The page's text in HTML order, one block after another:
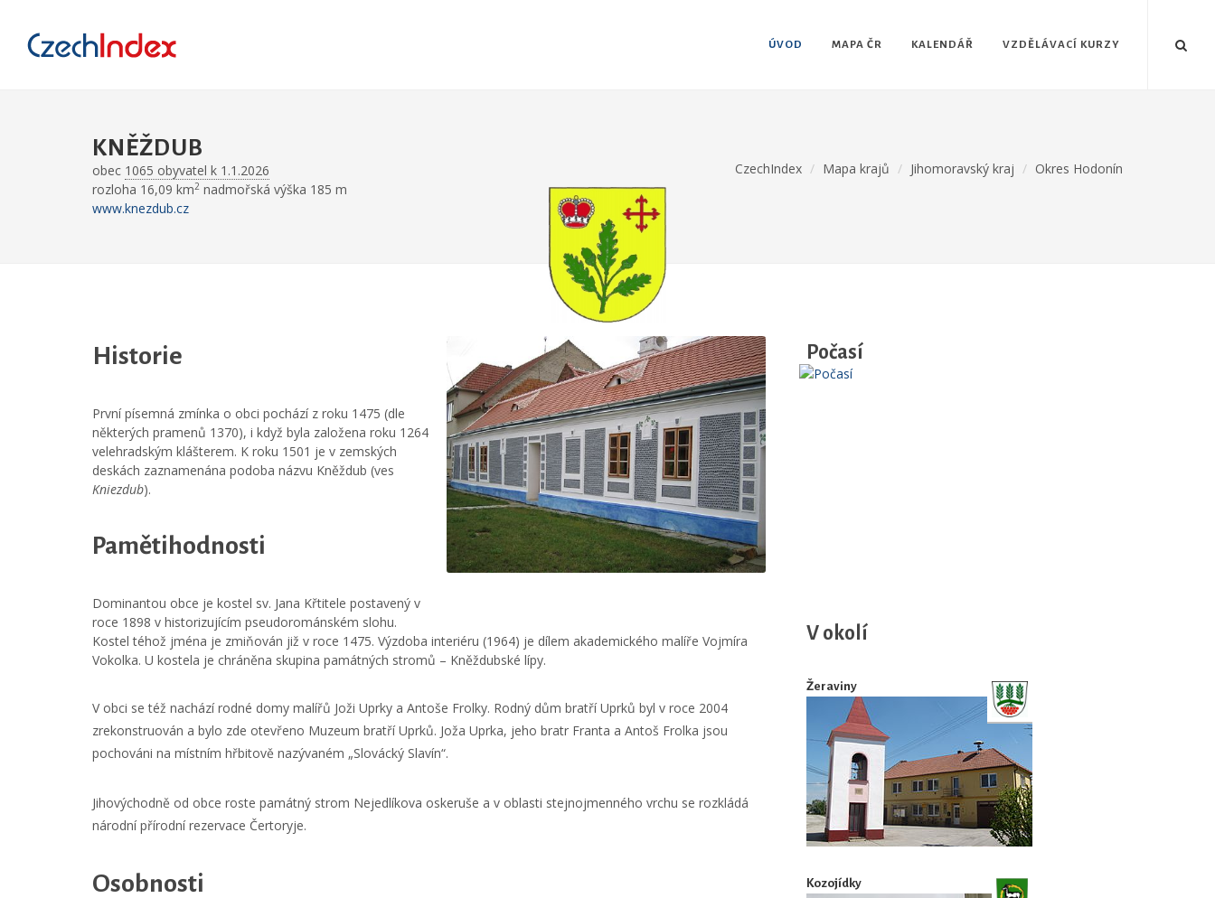
ÚVOD MAPA ČR KALENDÁŘ VZDĚLÁVACÍ KURZY
KNĚŽDUB
obec 1065 obyvatel k 1.1.2026
rozloha 16,09 km2 nadmořská výška 185 m
www.knezdub.cz
CzechIndex Mapa krajů Jihomoravský kraj Okres Hodonín
Historie
První písemná zmínka o obci pochází z roku 1475 (dle
některých pramenů 1370), i když byla založena roku 1264
velehradským klášterem. K roku 1501 je v zemských
deskách zaznamenána podoba názvu Kněždub (ves
Kniezdub).
Pamětihodnosti
Dominantou obce je kostel sv. Jana Křtitele postavený v
roce 1898 v historizujícím pseudorománském slohu.
Kostel téhož jména je zmiňován již v roce 1475. Výzdoba interiéru (1964) je dílem akademického malíře Vojmíra
Vokolka. U kostela je chráněna skupina památných stromů – Kněždubské lípy.
V obci se též nachází rodné domy malířů Joži Uprky a Antoše Frolky. Rodný dům bratří Uprků byl v roce 2004
zrekonstruován a bylo zde otevřeno Muzeum bratří Uprků. Joža Uprka, jeho bratr Franta a Antoš Frolka jsou
pochováni na místním hřbitově nazývaném „Slovácký Slavín“.
Jihovýchodně od obce roste památný strom Nejedlíkova oskeruše a v oblasti stejnojmenného vrchu se rozkládá
národní přírodní rezervace Čertoryje.
Osobnosti
Počasí
V okolí
Žeraviny
Kozojídky